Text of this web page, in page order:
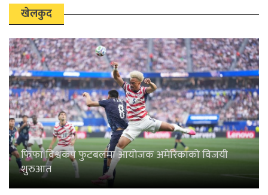
खेलकुद
फिफा विश्वकप फुटबलमा आयोजक अमेरिकाको विजयी
शुरुआत